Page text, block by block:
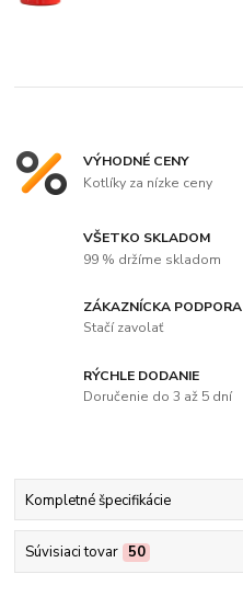
VÝHODNÉ CENY
Kotlíky za nízke ceny
VŠETKO SKLADOM
99 % držíme skladom
ZÁKAZNÍCKA PODPORA
Stačí zavolať
RÝCHLE DODANIE
Doručenie do 3 až 5 dní
Kompletné špecifikácie
Súvisiaci tovar 50